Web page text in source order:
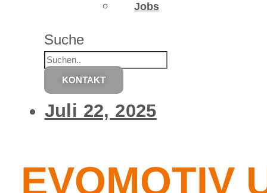
Jobs
Suche
KONTAKT
Juli 22, 2025
EVOMOTIV